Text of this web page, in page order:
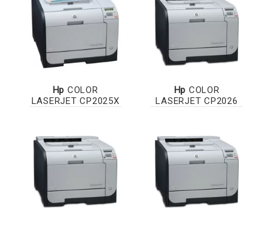
Hp COLOR
LASERJET CP2025X
Hp COLOR
LASERJET CP2026